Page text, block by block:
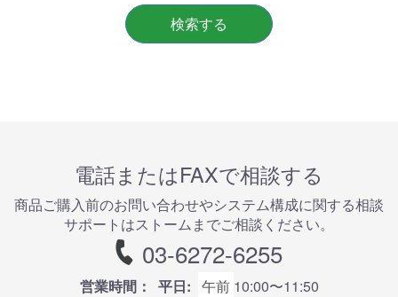
検索する
電話またはFAXで相談する
商品ご購⼊前のお問い合わせやシステム構成に関する相談
サポートはストームまでご相談ください。
03-6272-6255
営業時間： 平日: 午前 10:00〜11:50